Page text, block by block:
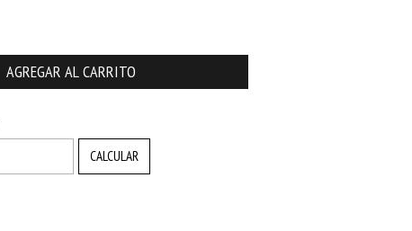
CALCULAR